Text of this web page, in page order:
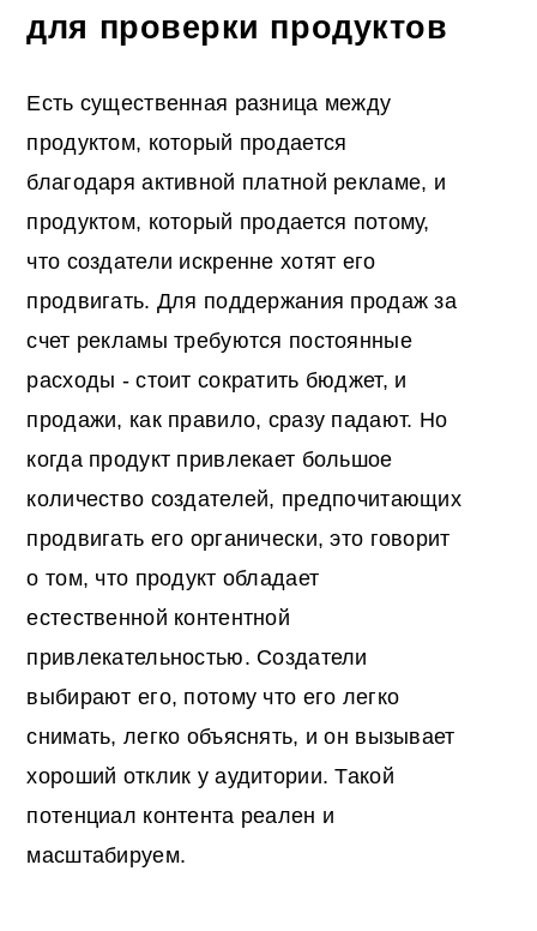
для проверки продуктов
Есть существенная разница между
продуктом, который продается
благодаря активной платной рекламе, и
продуктом, который продается потому,
что создатели искренне хотят его
продвигать. Для поддержания продаж за
счет рекламы требуются постоянные
расходы - стоит сократить бюджет, и
продажи, как правило, сразу падают. Но
когда продукт привлекает большое
количество создателей, предпочитающих
продвигать его органически, это говорит
о том, что продукт обладает
естественной контентной
привлекательностью. Создатели
выбирают его, потому что его легко
снимать, легко объяснять, и он вызывает
хороший отклик у аудитории. Такой
потенциал контента реален и
масштабируем.